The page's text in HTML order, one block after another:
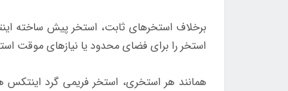
استخر را برای فضای محدود یا نیازهای موقت
همانند هر استخری، استخر فریمی گرد اینتکس